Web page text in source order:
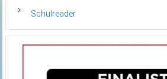
Schulreader